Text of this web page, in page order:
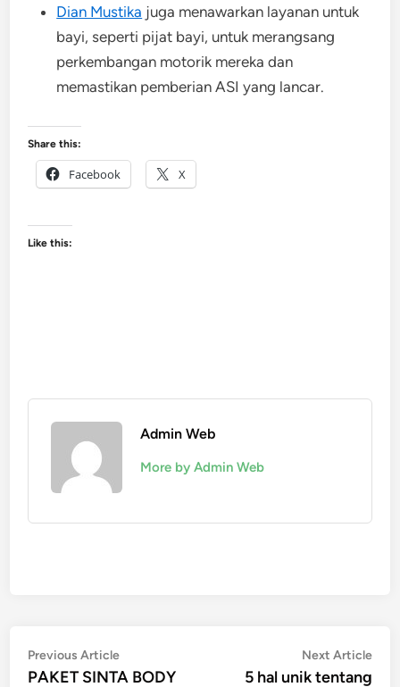
Dian Mustika juga menawarkan layanan untuk
bayi, seperti pijat bayi, untuk merangsang
perkembangan motorik mereka dan
memastikan pemberian ASI yang lancar.
Share this:
Facebook X
Like this:
Admin Web
More by Admin Web
Post
Previous ArticlePrevious
article:
PAKET SINTA BODY
Next Article
5 hal unik tentang